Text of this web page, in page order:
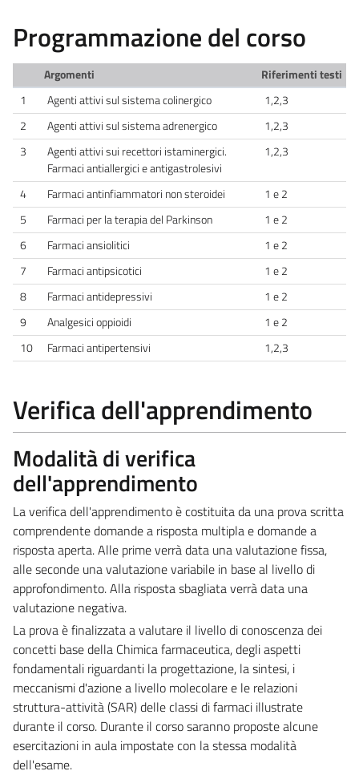
Programmazione del corso
Argomenti
Riferimenti testi
1
Agenti attivi sul sistema colinergico
1,2,3
2
Agenti attivi sul sistema adrenergico
1,2,3
3
Agenti attivi sui recettori istaminergici.
Farmaci antiallergici e antigastrolesivi
1,2,3
4 Farmaci antinfiammatori non steroidei
1 e 2
5
Farmaci per la terapia del Parkinson
1 e 2
6
Farmaci ansiolitici
1 e 2
7
Farmaci antipsicotici
1 e 2
8
Farmaci antidepressivi
1 e 2
9
Analgesici oppioidi
1 e 2
10
Farmaci antipertensivi 1,2,3
Verifica dell'apprendimento
Modalità di verifica
dell'apprendimento
La verifica dell'apprendimento è costituita da una prova scritta
comprendente domande a risposta multipla e domande a
risposta aperta. Alle prime verrà data una valutazione fissa,
alle seconde una valutazione variabile in base al livello di
approfondimento. Alla risposta sbagliata verrà data una
valutazione negativa.
La prova è finalizzata a valutare il livello di conoscenza dei
concetti base della Chimica farmaceutica, degli aspetti
fondamentali riguardanti la progettazione, la sintesi, i
meccanismi d'azione a livello molecolare e le relazioni
struttura-attività (SAR) delle classi di farmaci illustrate
durante il corso. Durante il corso saranno proposte alcune
esercitazioni in aula impostate con la stessa modalità
dell'esame.